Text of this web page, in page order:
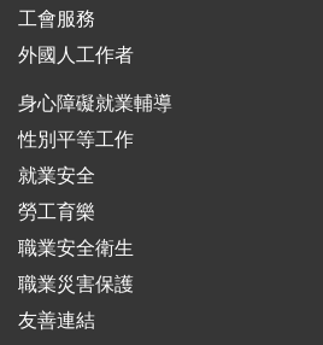
工會服務
外國人工作者
身心障礙就業輔導
性別平等工作
就業安全
勞工育樂
職業安全衛生
職業災害保護
友善連結